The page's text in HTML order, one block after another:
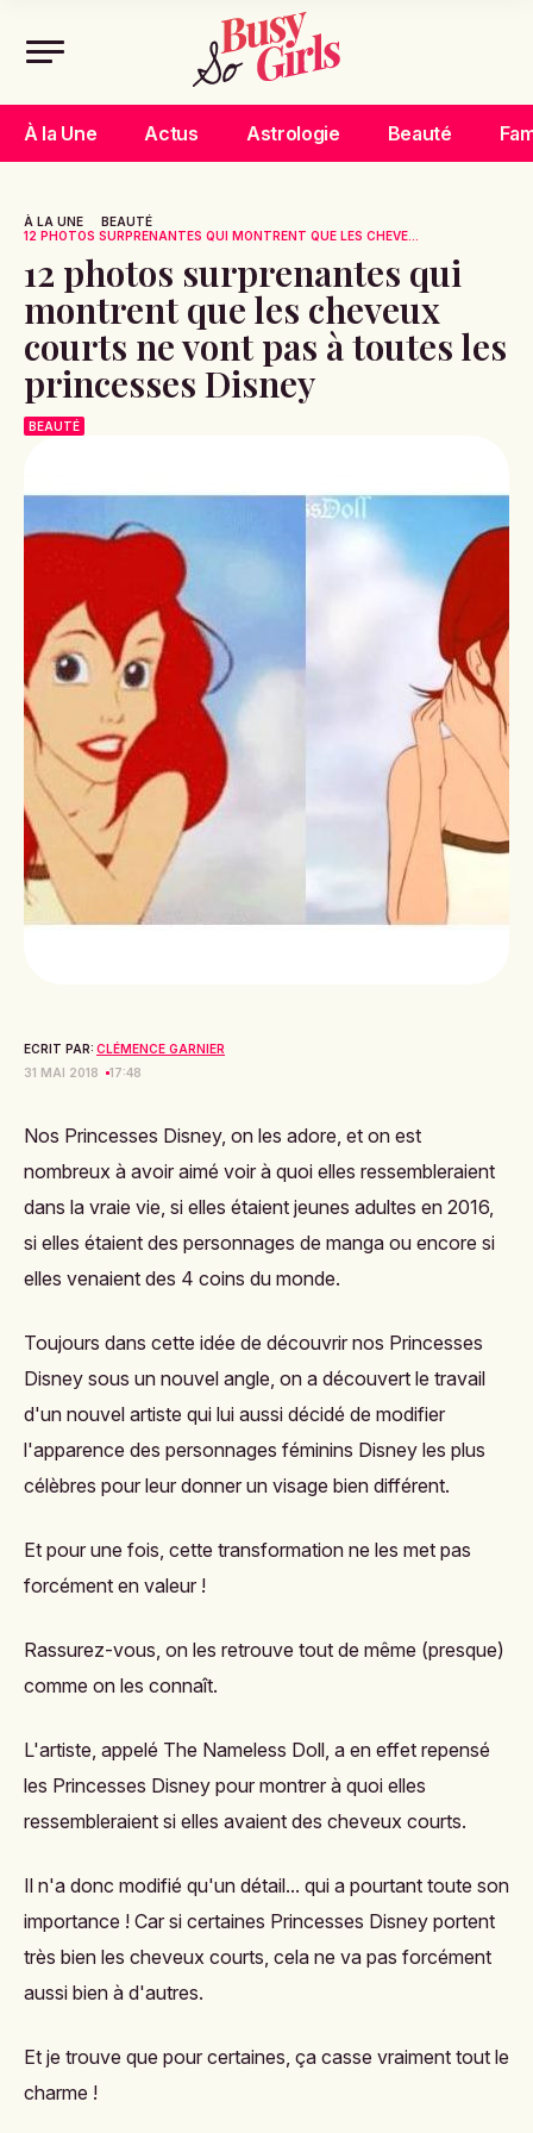
À la Une Actus Astrologie Beauté
À LA UNE
BEAUTÉ
12 PHOTOS SURPRENANTES QUI MONTRENT QUE LES CHEVE...
12 photos surprenantes qui
montrent que les cheveux
courts ne vont pas à toutes les
princesses Disney
BEAUTÉ
ECRIT PAR: CLÉMENCE GARNIER
31 MAI 2018
17:48
Nos Princesses Disney, on les adore, et on est
nombreux à avoir aimé voir à quoi elles ressembleraient
dans la vraie vie, si elles étaient jeunes adultes en 2016,
si elles étaient des personnages de manga ou encore si
elles venaient des 4 coins du monde.
Toujours dans cette idée de découvrir nos Princesses
Disney sous un nouvel angle, on a découvert le travail
d'un nouvel artiste qui lui aussi décidé de modifier
l'apparence des personnages féminins Disney les plus
célèbres pour leur donner un visage bien différent.
Et pour une fois, cette transformation ne les met pas
forcément en valeur !
Rassurez-vous, on les retrouve tout de même (presque)
comme on les connaît.
L'artiste, appelé The Nameless Doll, a en effet repensé
les Princesses Disney pour montrer à quoi elles
ressembleraient si elles avaient des cheveux courts.
Il n'a donc modifié qu'un détail... qui a pourtant toute son
importance ! Car si certaines Princesses Disney portent
très bien les cheveux courts, cela ne va pas forcément
aussi bien à d'autres.
Et je trouve que pour certaines, ça casse vraiment tout le
charme !